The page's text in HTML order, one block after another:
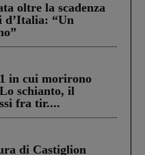
oltre la scadenza
“Un
in cui morirono
schianto, il
fra tir....
di Castiglion